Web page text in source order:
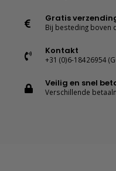
Gratis
Bij besteding boven
Kontakt
+31 (0)6-18426954
Veilig en snel
Verschillende